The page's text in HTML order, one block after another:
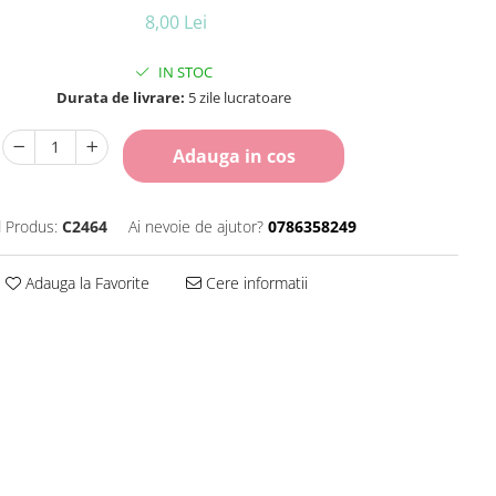
8,00 Lei
IN STOC
Durata de livrare: 5 zile lucratoare
Adauga in cos
Produs: C2464 Ai nevoie de ajutor? 0786358249
Adauga la Favorite Cere informatii